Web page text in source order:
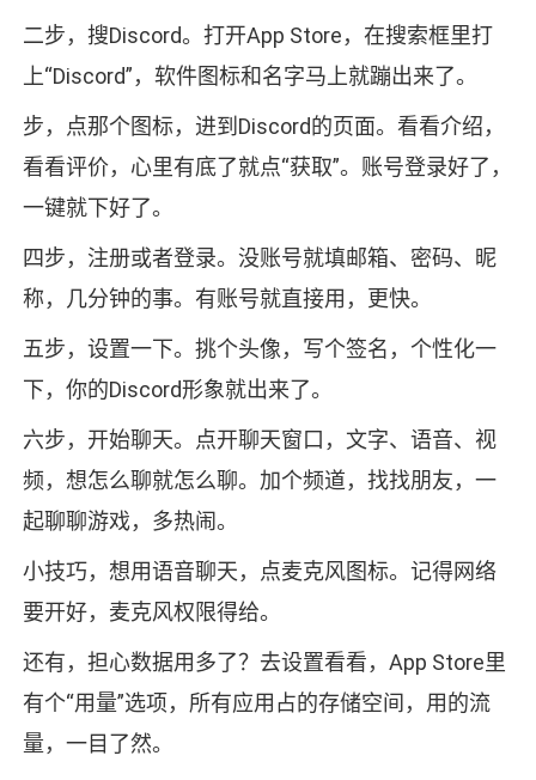
二步，搜Discord。打开App Store，在搜索框里打
上“Discord”，软件图标和名字马上就蹦出来了。
步，点那个图标，进到Discord的页面。看看介绍，
看看评价，心里有底了就点“获取”。账号登录好了，
一键就下好了。
四步，注册或者登录。没账号就填邮箱、密码、昵
称，几分钟的事。有账号就直接用，更快。
五步，设置一下。挑个头像，写个签名，个性化一
下，你的Discord形象就出来了。
六步，开始聊天。点开聊天窗口，文字、语音、视
频，想怎么聊就怎么聊。加个频道，找找朋友，一
起聊聊游戏，多热闹。
小技巧，想用语音聊天，点麦克风图标。记得网络
要开好，麦克风权限得给。
还有，担心数据用多了？去设置看看，App Store里
有个“用量”选项，所有应用占的存储空间，用的流
量，一目了然。